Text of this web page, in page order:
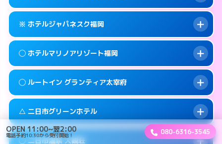
info このホテルの詳細ページを見る →
smartphone 092-592-0033
map 春日市上白水8-152
info このホテルの詳細ページを見る →
案内方法: 女性が直接お部屋まで伺います。
smartphone 092-642-0101
map 福岡市東区箱崎7-10-65
info このホテルの詳細ページを見る →
案内方法: カードキーにつきホテルの入り口で
待ち合わせ。
info このホテルの詳細ページを見る →
※ ホテルジャパネスク福岡
案内方法:
カードキーにつきホテルの入り口で
待ち合わせ。
map 福岡市東区箱崎6-18−12
info このホテルの詳細ページを見る →
◯ ホテルマリノアリゾート福岡
案内方法:
女性が直接お部屋まで伺います。
smartphone 092-895-5511
map 福岡市西区小戸2-12-43
◯ ルートイン グランティア太宰府
交通費:3,000円
案内方法:女性が直接お部屋まで伺います。
△ 二日市グリーンホテル
◯ 二日市温泉 大観荘
OPEN 11:00~翌2:00
電話予約10:30から受付開始！ 080-6316-3545